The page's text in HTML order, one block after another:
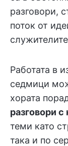
разговори,
поток от
Работата в
седмици
хората
разговори с
теми като
така и по